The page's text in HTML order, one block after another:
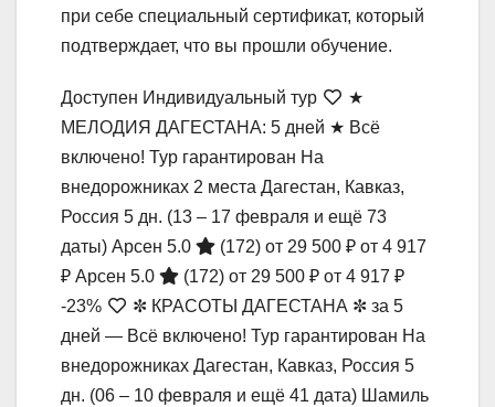
при себе специальный сертификат, который
подтверждает, что вы прошли обучение.
Доступен Индивидуальный тур
★
МЕЛОДИЯ ДАГЕСТАНА: 5 дней ★ Всё
включено! Тур гарантирован На
внедорожниках 2 места Дагестан, Кавказ,
Россия 5 дн. (13 – 17 февраля и ещё 73
даты) Арсен 5.0 (172) от 29 500 ₽ от 4 917
₽ Арсен 5.0 (172) от 29 500 ₽ от 4 917 ₽
-23%
✼ КРАСОТЫ ДАГЕСТАНА ✼ за 5
дней — Всё включено! Тур гарантирован На
внедорожниках Дагестан, Кавказ, Россия 5
дн. (06 – 10 февраля и ещё 41 дата) Шамиль